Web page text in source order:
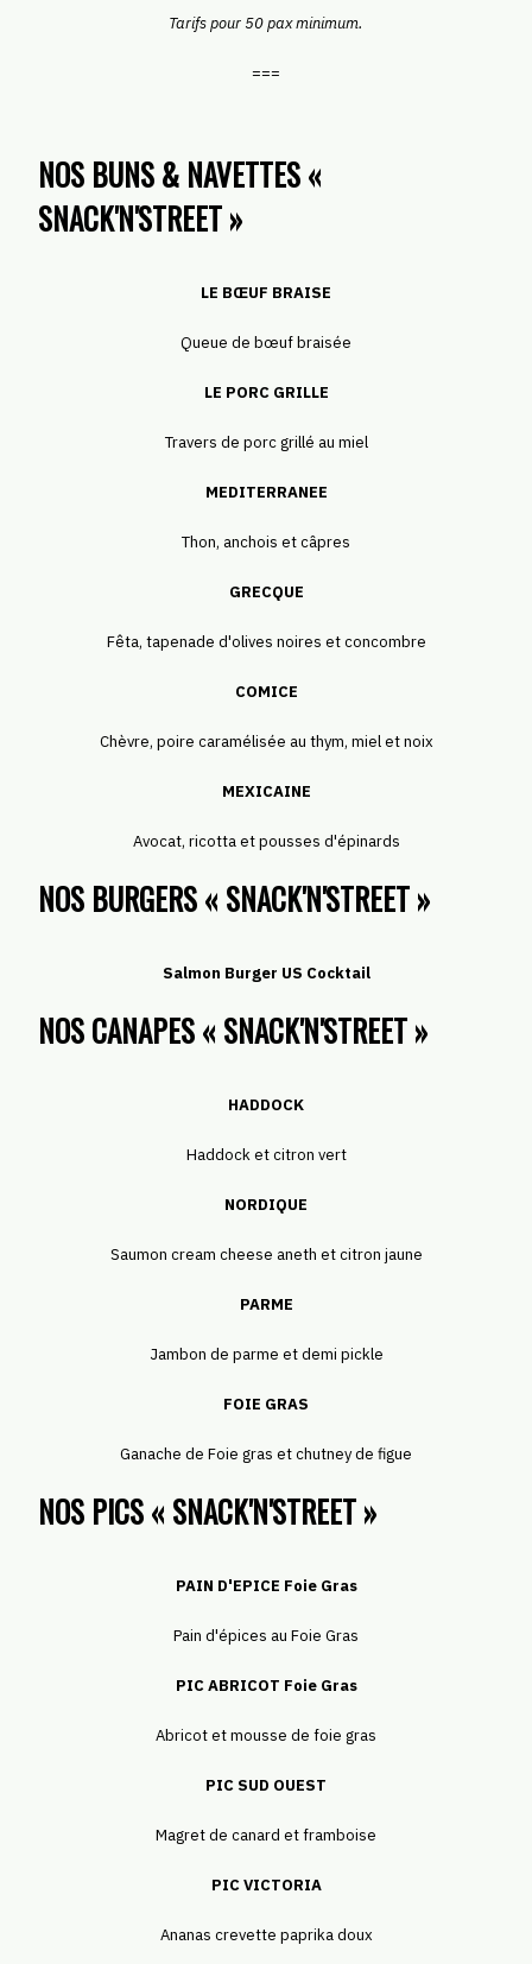
Tarifs pour 50 pax minimum.
===
NOS BUNS & NAVETTES «
SNACK'N'STREET »
LE BŒUF BRAISE
Queue de bœuf braisée
LE PORC GRILLE
Travers de porc grillé au miel
MEDITERRANEE
Thon, anchois et câpres
GRECQUE
Fêta, tapenade d'olives noires et concombre
COMICE
Chèvre, poire caramélisée au thym, miel et noix
MEXICAINE
Avocat, ricotta et pousses d'épinards
NOS BURGERS « SNACK'N'STREET »
Salmon Burger US Cocktail
NOS CANAPES « SNACK'N'STREET »
HADDOCK
Haddock et citron vert
NORDIQUE
Saumon cream cheese aneth et citron jaune
PARME
Jambon de parme et demi pickle
FOIE GRAS
Ganache de Foie gras et chutney de figue
NOS PICS « SNACK'N'STREET »
PAIN D'EPICE Foie Gras
Pain d'épices au Foie Gras
PIC ABRICOT Foie Gras
Abricot et mousse de foie gras
PIC SUD OUEST
Magret de canard et framboise
PIC VICTORIA
Ananas crevette paprika doux